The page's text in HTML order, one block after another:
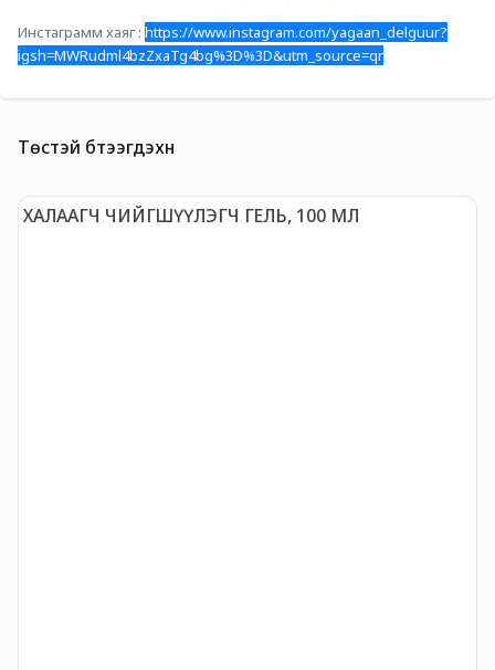
Инстаграмм хаяг : https://www.instagram.com/yagaan_delguur?
igsh=MWRudml4bzZxaTg4bg%3D%3D&utm_source=qr
Төстэй бүтээгдэхүүн
ХАЛААГЧ ЧИЙГШҮҮЛЭГЧ ГЕЛЬ, 100 МЛ